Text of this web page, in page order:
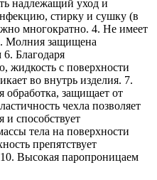
надлежащий уход и
стирку и сушку (в
многократно. 4. Не имеет
Молния защищена
Благодаря
жидкость с поверхности
во внутрь изделия. 7.
обработка, защищает от
чехла позволяет
и способствует
тела на поверхности
препятствует
Высокая паропроницаем